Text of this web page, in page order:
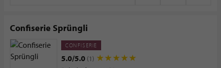
Confiserie Sprüngli
CONFISERIE
5.0/5.0 (1)